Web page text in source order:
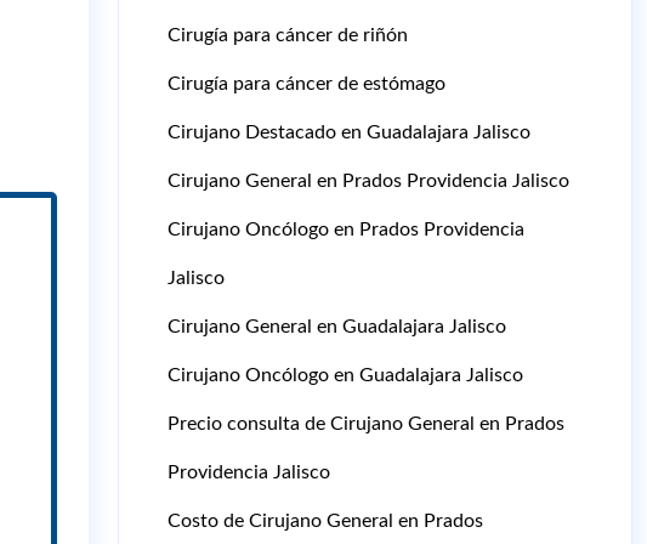
Cirugía para cáncer de riñón
Cirugía para cáncer de estómago
Cirujano Destacado en Guadalajara Jalisco
Cirujano General en Prados Providencia Jalisco
Cirujano Oncólogo en Prados Providencia
Jalisco
Cirujano General en Guadalajara Jalisco
Cirujano Oncólogo en Guadalajara Jalisco
Precio consulta de Cirujano General en Prados
Providencia Jalisco
Costo de Cirujano General en Prados